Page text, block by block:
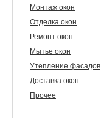
Монтаж окон
Отделка окон
Ремонт окон
Мытье окон
Утепление фасадов
Доставка окон
Прочее